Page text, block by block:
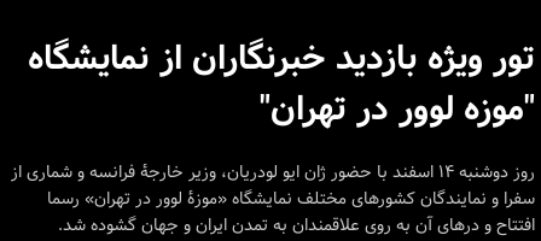
تور ویژه بازدید خبرنگاران از نمایشگاه
"موزه لوور در تهران"
روز دوشنبه ۱۴ اسفند با حضور ژان ایو لودریان، وزیر خارجۀ فرانسه و شماری از
سفرا و نمایندگان کشورهای مختلف نمایشگاه «موزۀ لوور در تهران» رسما
افتتاح و درهای آن به روی علاقمندان به تمدن ایران و جهان گشوده شد.